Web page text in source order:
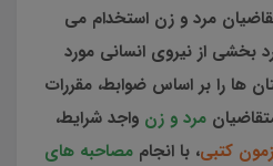
مرد و زن استخدام می
بخشی از نیروی انسانی مورد
ها را بر اساس ضوابط، مقررات
مرد و زن واجد شرایط،
کتبی، با انجام مصاحبه های